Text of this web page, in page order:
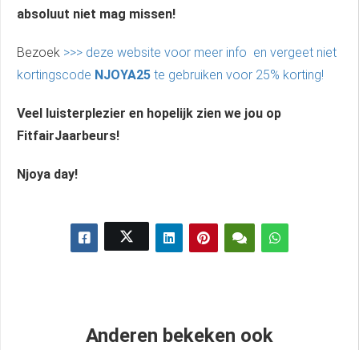
absoluut niet mag missen!
Bezoek >>> deze website voor meer info en vergeet niet
kortingscode NJOYA25 te gebruiken voor 25% korting!
Veel luisterplezier en hopelijk zien we jou op
FitfairJaarbeurs!
Njoya day!
Anderen bekeken ook